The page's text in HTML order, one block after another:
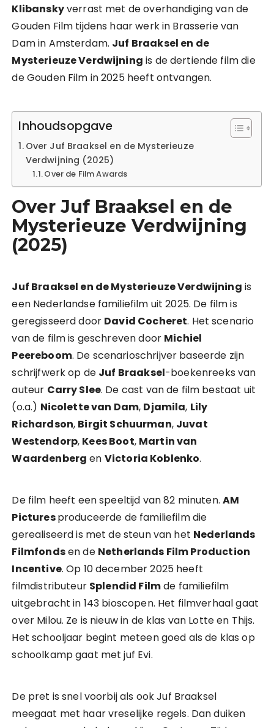
Klibanskyverrast met de overhandiging van de
Gouden Film tijdens haar werk in Brasserie van
Dam in Amsterdam. Juf Braaksel en de
Mysterieuze Verdwijning is de dertiende film die
de Gouden Film in 2025 heeft ontvangen.
Inhoudsopgave
Over Juf Braaksel en de Mysterieuze
Verdwijning (2025)
Over de Film Awards
Over Juf Braaksel en de
Mysterieuze Verdwijning
(2025)
Juf Braaksel en de Mysterieuze Verdwijning is
een Nederlandse familiefilm uit 2025. De film is
geregisseerd door David Cocheret. Het scenario
van de film is geschreven door Michiel
Peereboom. De scenarioschrijver baseerde zijn
schrijfwerk op de Juf Braaksel-boekenreeks van
auteur Carry Slee. De cast van de film bestaat uit
(o.a.) Nicolette van Dam, Djamila, Lily
Richardson, Birgit Schuurman, Juvat
Westendorp, Kees Boot, Martin van
Waardenberg en Victoria Koblenko.
De film heeft een speeltijd van 82 minuten.AM
Picturesproduceerde de familiefilm die
gerealiseerd is met de steun van het Nederlands
Filmfondsen de Netherlands Film Production
Incentive. Op 10 december 2025 heeft
filmdistributeur Splendid Filmde familiefilm
uitgebracht in 143 bioscopen. Het filmverhaal gaat
over Milou. Ze is nieuw in de klas van Lotte en Thijs.
Het schooljaar begint meteen goed als de klas op
schoolkamp gaat met juf Evi.
De pret is snel voorbij als ook Juf Braaksel
meegaat met haar vreselijke regels. Dan duiken